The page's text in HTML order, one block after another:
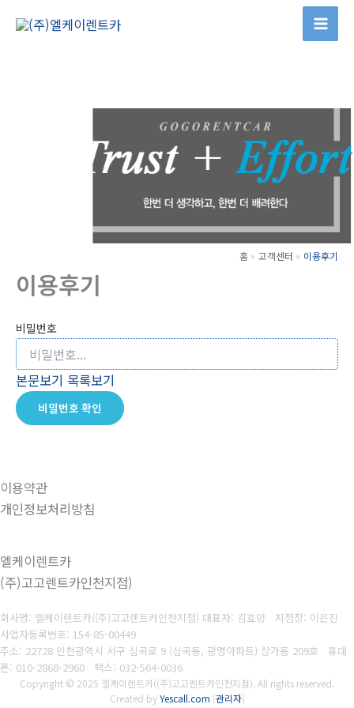
홈 고객센터 이용후기
이용후기
비밀번호
본문보기 목록보기
비밀번호 확인
이용약관
개인정보처리방침
엘케이렌트카
(주)고고렌트카인천지점)
회사명: 엘케이렌트카((주)고고렌트카인천지점) 대표자: 김효양 지점장: 이은진
사업자등록번호: 154-85-00449
주소: 22728 인천광역시 서구 심곡로 9 (심곡동, 광명아파트) 상가동 209호 휴대
폰: 010-2868-2960 팩스: 032-564-0036
Copyright © 2025 엘케이렌트카((주)고고렌트카인천지점). All rights reserved.
Created byYescall.com [관리자]